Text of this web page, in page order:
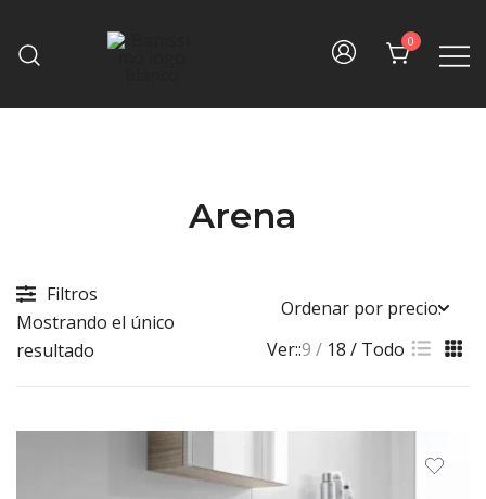
content
Baníssimo
Fine bath design
0
Arena
Filtros
Mostrando el único
resultado
Ver::9 18 Todo